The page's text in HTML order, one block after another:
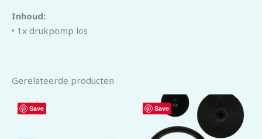
Inhoud:
• 1x drukpomp los
Gerelateerde producten
Save Save